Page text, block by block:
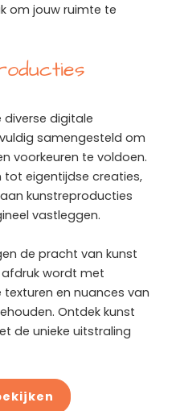
om jouw ruimte te
diverse digitale
samengesteld om
voorkeuren te voldoen.
tot eigentijdse creaties,
kunstreproducties
vastleggen.
de pracht van kunst
afdruk wordt met
en nuances van
Ontdek kunst
de unieke uitstraling